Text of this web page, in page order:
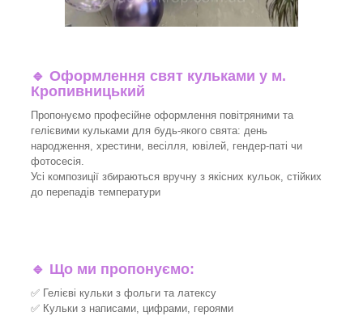
🔹 Оформлення свят кульками у м.
Кропивницький
Пропонуємо професійне оформлення повітряними та
гелієвими кульками для будь-якого свята: день
народження, хрестини, весілля, ювілей, гендер-паті чи
фотосесія.
Усі композиції збираються вручну з якісних кульок, стійких
до перепадів температури
🔹 Що ми пропонуємо:
✅ Гелієві кульки з фольги та латексу
✅ Кульки з написами, цифрами, героями